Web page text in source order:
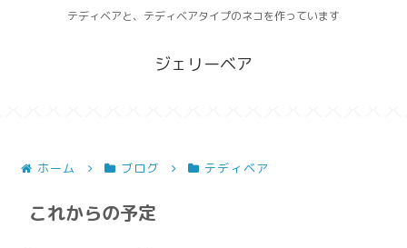
テディベアと、テディベアタイプのネコを作っています
ジェリーベア
ホーム ブログ テディベア
これからの予定